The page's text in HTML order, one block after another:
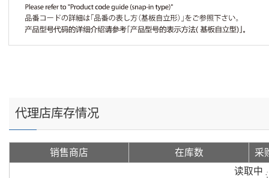
代理店库存情况
销售商店 在库数
采
读取中